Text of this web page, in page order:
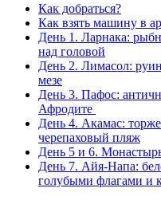
Как добраться?
Как взять машину в
День 1. Ларнака:
над головой
День 2. Лимасол:
мезе
День 3. Пафос:
Афродите
День 4. Акамас:
черепаховый пляж
День 5 и 6.
День 7. Айя-Напа:
голубыми флагами и